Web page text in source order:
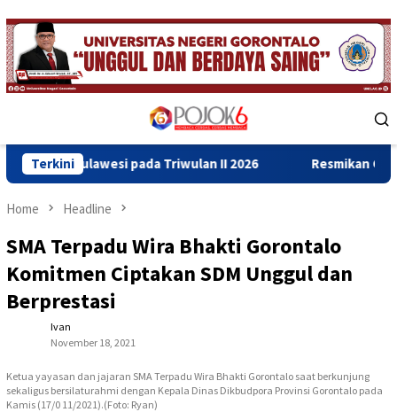
Skip
to
content
Menu
Terkini
pada Triwulan II 2026 Resmikan Gedung Baru Bahrul
Home Headline
SMA Terpadu Wira Bhakti Gorontalo
Komitmen Ciptakan SDM Unggul dan
Berprestasi
Ivan
November 18, 2021
Ketua yayasan dan jajaran SMA Terpadu Wira Bhakti Gorontalo saat berkunjung
sekaligus bersilaturahmi dengan Kepala Dinas Dikbudpora Provinsi Gorontalo pada
Kamis (17/0 11/2021).(Foto: Ryan)